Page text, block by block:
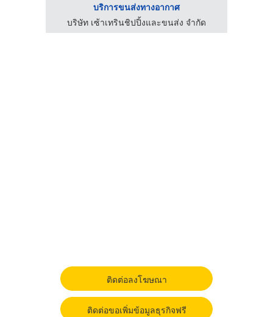
บริการขนส่งทางอากาศ
บริษัท เซ้าเทรินชิปปิ้งและขนส่ง จำกัด
ติดต่อลงโฆษณา
ติดต่อขอเพิ่มข้อมูลธุรกิจฟรี